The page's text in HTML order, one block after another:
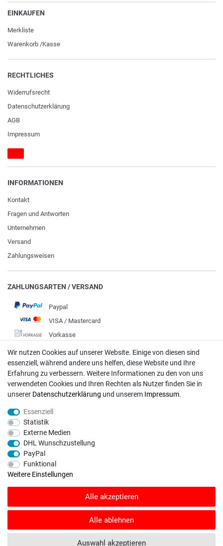
EINKAUFEN
Merkliste
Warenkorb /Kasse
RECHTLICHES
Widerrufs­recht
Daten­schutz­erklärung
AGB
Impressum
INFORMATIONEN
Kontakt
Fragen und Antworten
Unternehmen
Versand
Zahlungsweisen
ZAHLUNGSARTEN / VERSAND
Paypal
VISA / Mastercard
Vorkasse
DHL
Deutsche Post
Bei Fragen wenden Sie sich direkt an unser Service-Team.
info@rasentraktoren-motoren.de
MA-Versand GmbH, 53925 Kall, In der Laach 1-3
SHOPVOTE Bewertungen. SHOPVOTE setzt automatische und manuelle
© Copyright 2026 | Alle Rechte vorbehalten. - Rasentraktoren-Motoren | Realisation
Wir nutzen Cookies auf unserer Website. Einige von diesen sind
essenziell, während andere uns helfen, diese Website und Ihre
Erfahrung zu verbessern. Weitere Informationen zu den von uns
verwendeten Cookies und Ihren Rechten als Nutzer finden Sie in
unserer Daten­schutz­erklärung und unserem Impressum.
Essenziell
Statistik
Externe Medien
DHL Wunschzustellung
PayPal
Funktional
Weitere Einstellungen
Alle akzeptieren
Alle ablehnen
Auswahl akzeptieren